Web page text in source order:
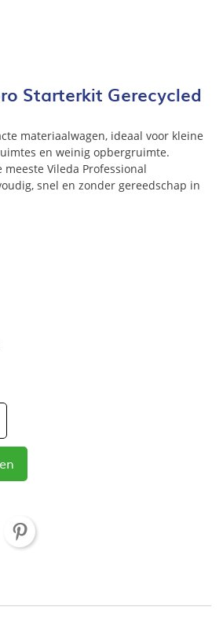
Starterkit Gerecycled
materiaalwagen, ideaal voor kleine
en weinig opbergruimte.
Vileda Professional
snel en zonder gereedschap in